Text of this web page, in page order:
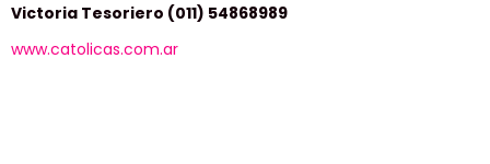
Victoria Tesoriero (011) 54868989
www.catolicas.com.ar